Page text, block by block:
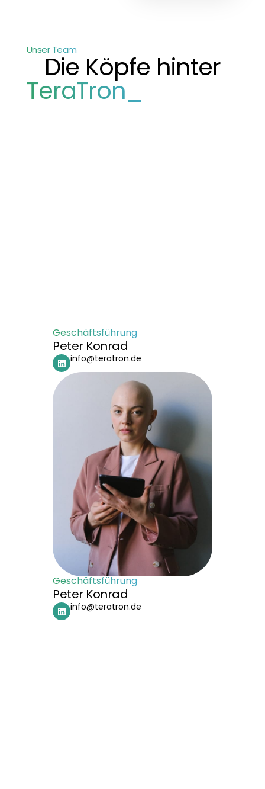
Unser Team
Die Köpfe hinter
TeraTron_
Geschäftsführung
Peter Konrad
info@teratron.de
Geschäftsführung
Peter Konrad
info@teratron.de